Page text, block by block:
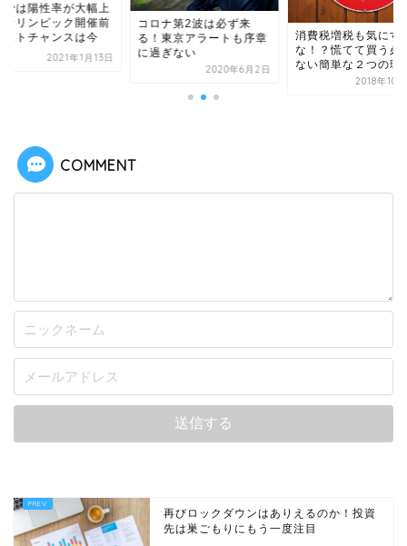
では陽性率が大幅上
オリンピック開催前
ストチャンスは今
2021年1月13日
コロナ第2波は必ず来
る！東京アラートも序章
に過ぎない
2020年6月2日
消費税増税も気にす
な！？慌てて買う必
ない簡単な２つの理
2018年10
COMMENT
再びロックダウンはありえるのか！投資
先は巣ごもりにもう一度注目